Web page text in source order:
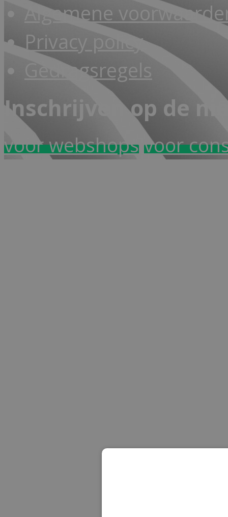
Algemene
Privacy policy
Gedragsregels
Inschrijven op de
voor webshopsvoor